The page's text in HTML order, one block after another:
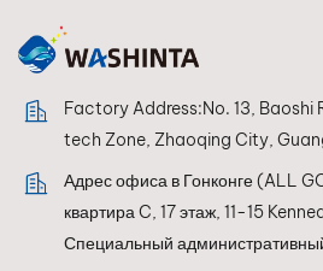
Factory Address:No. 13, Baoshi
tech Zone, Zhaoqing City,
Адрес офиса в Гонконге (ALL
квартира C, 17 этаж, 11-15
Специальный